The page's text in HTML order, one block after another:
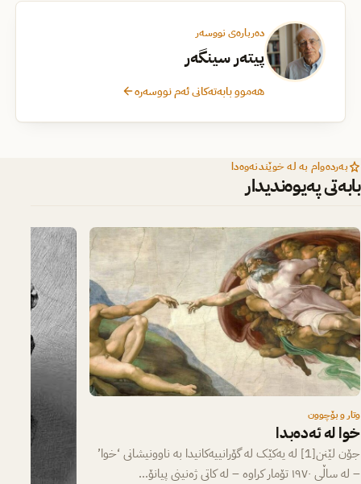
دەربارەی نووسەر
پیتەر سینگەر
هەموو بابەتەکانی ئەم نووسەرە
بەردەوام بە لە خوێندنەوەدا
بابەتی پەیوەندیدار
وتار و بۆچوون
خوا لە ئەدەبدا
جۆن لێنن[1] لە یەکێک لە گۆرانییەکانیدا بە ناوونیشانی ‘خوا’
– لە ساڵی ١٩٧٠ تۆمار کراوە – لە کاتی ژەنینی پیانۆ…